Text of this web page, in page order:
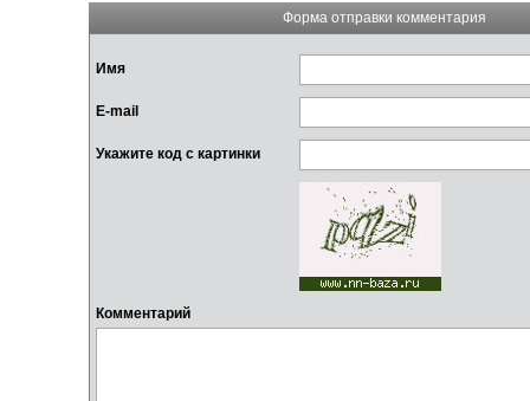
Форма отправки комментария
Имя
E-mail
Укажите код с картинки
Комментарий